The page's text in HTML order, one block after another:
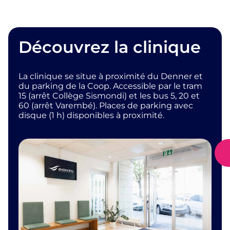
Découvrez la clinique
La clinique se situe à proximité du Denner et
du parking de la Coop. Accessible par le tram
15 (arrêt Collège Sismondi) et les bus 5, 20 et
60 (arrêt Varembé). Places de parking avec
disque (1 h) disponibles à proximité.